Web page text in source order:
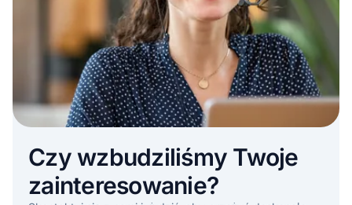
Czy wzbudziliśmy Twoje
zainteresowanie?